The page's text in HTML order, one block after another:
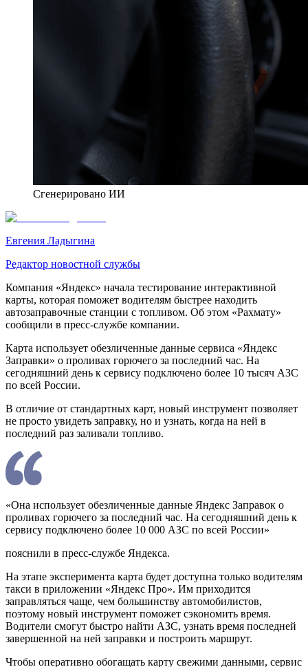
Сгенерировано ИИ
Евгения Ладыгина
Редактор новостной службы
Компания «Яндекс» начала тестирование интерактивной
карты, которая поможет водителям быстрее находить
автозаправочные станции с топливом. Об этом «Рахмату»
сообщили в пресс-службе компании.
Карта использует обезличенные данные сервиса «Яндекс
Заправки» о проливах горючего за последний час. На
сегодняшний день к сервису подключено более 10 тысяч АЗС
по всей России.
В отличие от стандартных карт, новый инструмент позволяет
не просто увидеть заправку, но и узнать, когда на ней в
последний раз заливали топливо.
«Она использует обезличенные данные Яндекс Заправок о
проливах горючего за последний час. На сегодняшний день к
сервису подключено более 10 000 АЗС по всей России»
пояснили в пресс-службе Яндекса.
На этапе эксперимента карта будет доступна только водителям
такси в приложении «Яндекс Про». Им приходится
заправляться чаще, чем большинству автомобилистов,
поэтому новый инструмент поможет сэкономить время.
Водители смогут быстро найти АЗС, узнать время последней
завершенной на ней заправки и построить маршрут.
Чтобы оперативно обогащать карту свежими данными, сервис